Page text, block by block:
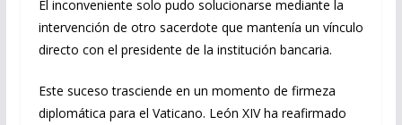
El inconveniente solo pudo solucionarse mediante la
intervención de otro sacerdote que mantenía un vínculo
directo con el presidente de la institución bancaria.
Este suceso trasciende en un momento de firmeza
diplomática para el Vaticano. León XIV ha reafirmado